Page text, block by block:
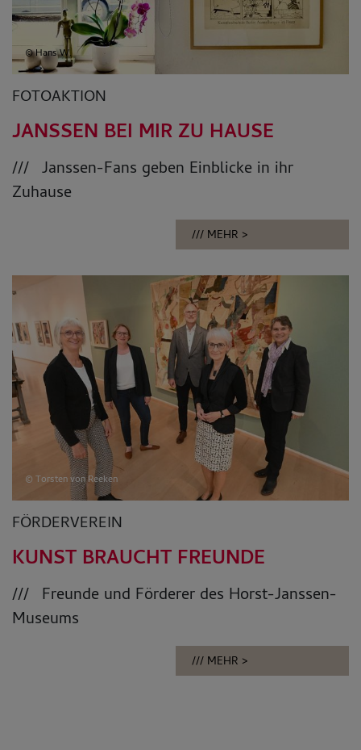
© Hans W.
FOTOAKTION
JANSSEN BEI MIR ZU HAUSE
Janssen-Fans geben Einblicke in ihr
Zuhause
MEHR
© Torsten von Reeken
FÖRDERVEREIN
KUNST BRAUCHT FREUNDE
Freunde und Förderer des Horst-Janssen-
Museums
MEHR